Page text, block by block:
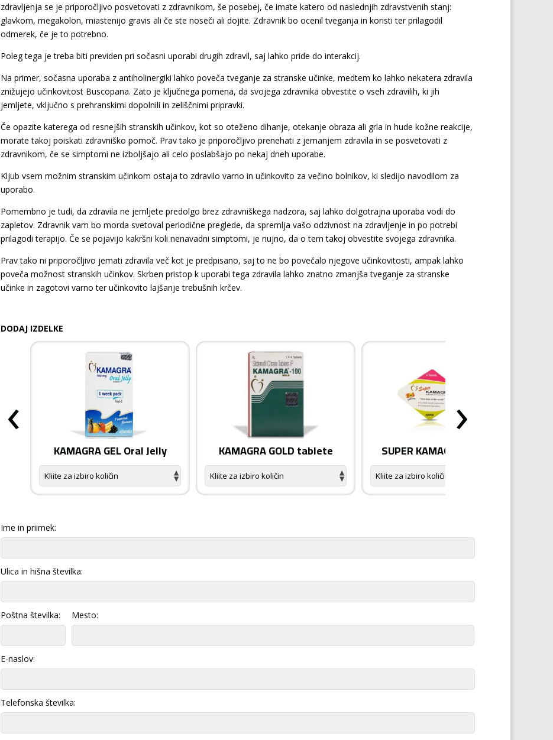
zdravljenja se je priporočljivo posvetovati z zdravnikom, še posebej, če imate katero od naslednjih zdravstvenih stanj:
glavkom, megakolon, miastenijo gravis ali če ste noseči ali dojite. Zdravnik bo ocenil tveganja in koristi ter prilagodil
odmerek, če je to potrebno.
Poleg tega je treba biti previden pri sočasni uporabi drugih zdravil, saj lahko pride do interakcij.
Na primer, sočasna uporaba z antiholinergiki lahko poveča tveganje za stranske učinke, medtem ko lahko nekatera zdravila
znižujejo učinkovitost Buscopana. Zato je ključnega pomena, da svojega zdravnika obvestite o vseh zdravilih, ki jih
jemljete, vključno s prehranskimi dopolnili in zeliščnimi pripravki.
Če opazite katerega od resnejših stranskih učinkov, kot so oteženo dihanje, otekanje obraza ali grla in hude kožne reakcije,
morate takoj poiskati zdravniško pomoč. Prav tako je priporočljivo prenehati z jemanjem zdravila in se posvetovati z
zdravnikom, če se simptomi ne izboljšajo ali celo poslabšajo po nekaj dneh uporabe.
Kljub vsem možnim stranskim učinkom ostaja to zdravilo varno in učinkovito za večino bolnikov, ki sledijo navodilom za
uporabo.
Pomembno je tudi, da zdravila ne jemljete predolgo brez zdravniškega nadzora, saj lahko dolgotrajna uporaba vodi do
zapletov. Zdravnik vam bo morda svetoval periodične preglede, da spremlja vašo odzivnost na zdravljenje in po potrebi
prilagodi terapijo. Če se pojavijo kakršni koli nenavadni simptomi, je nujno, da o tem takoj obvestite svojega zdravnika.
Prav tako ni priporočljivo jemati zdravila več kot je predpisano, saj to ne bo povečalo njegove učinkovitosti, ampak lahko
poveča možnost stranskih učinkov. Skrben pristop k uporabi tega zdravila lahko znatno zmanjša tveganje za stranske
učinke in zagotovi varno ter učinkovito lajšanje trebušnih krčev.
DODAJ IZDELKE
KAMAGRA GEL Oral Jelly KAMAGRA GOLD tablete SUPER KAMAGRA tablete
‹ ›
Ime in priimek:
Ulica in hišna številka:
Poštna številka: Mesto:
E-naslov:
Telefonska številka: